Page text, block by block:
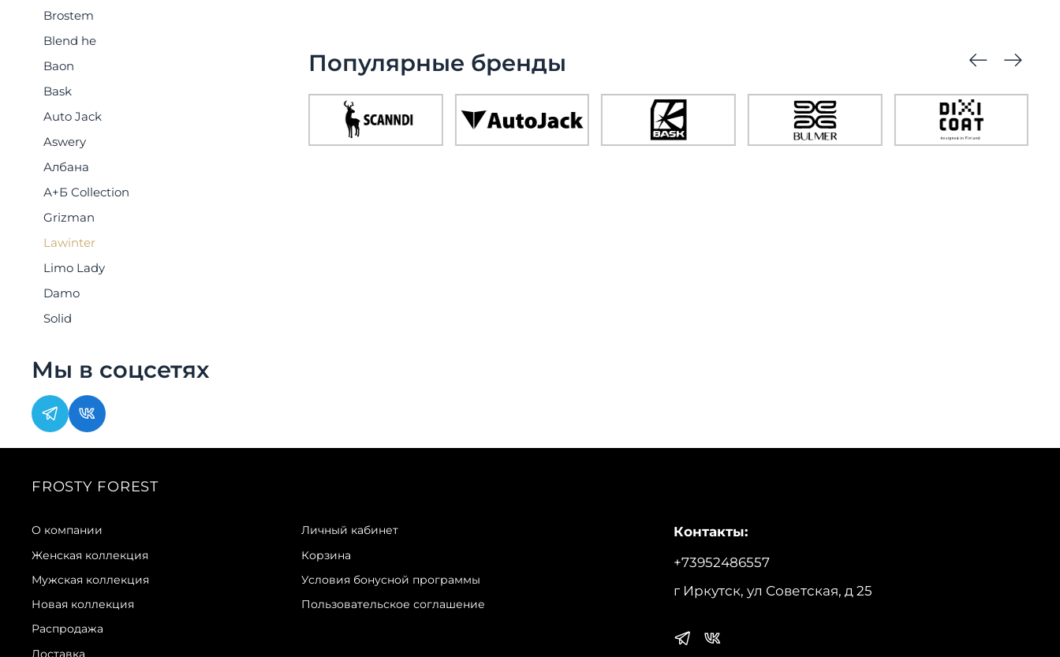
Популярные бренды
Brostem
Blend he
Baon
Bask
Auto Jack
Aswery
Албана
А+Б Collection
Grizman
Lawinter
Limo Lady
Damo
Solid
Мы в соцсетях
FROSTY FOREST
О компании
Женская коллекция
Мужская коллекция
Новая коллекция
Распродажа
Доставка
Личный кабинет
Корзина
Условия бонусной программы
Пользовательское соглашение
Контакты:
+73952486557
г Иркутск, ул Советская, д 25